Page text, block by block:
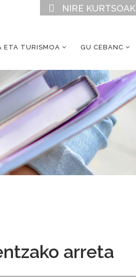
NIRE KURTSOAK
ETA TURISMOA GU CEBANC
arreta